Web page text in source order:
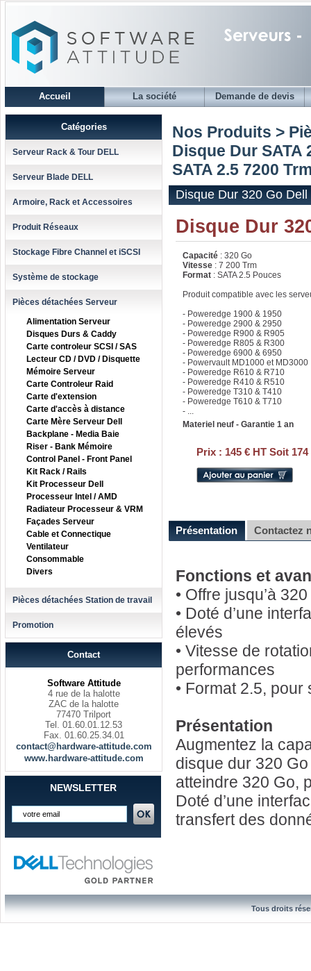
Accueil La société Demande de devis
Catégories
Serveur Rack & Tour DELL
Serveur Blade DELL
Armoire, Rack et Accessoires
Produit Réseaux
Stockage Fibre Channel et iSCSI
Système de stockage
Pièces détachées Serveur
Alimentation Serveur
Disques Durs & Caddy
Carte controleur SCSI / SAS
Lecteur CD / DVD / Disquette
Mémoire Serveur
Carte Controleur Raid
Carte d'extension
Carte d'accès à distance
Carte Mère Serveur Dell
Backplane - Media Baie
Riser - Bank Mémoire
Control Panel - Front Panel
Kit Rack / Rails
Kit Processeur Dell
Processeur Intel / AMD
Radiateur Processeur & VRM
Façades Serveur
Cable et Connectique
Ventilateur
Consommable
Divers
Pièces détachées Station de travail
Promotion
Contact
Software Attitude
4 rue de la halotte
ZAC de la halotte
77470 Trilport
Tel. 01.60.01.12.53
Fax. 01.60.25.34.01
contact@hardware-attitude.com
www.hardware-attitude.com
NEWSLETTER
Nos Produits >
Disque Dur SATA
SATA 2.5 7200
Disque Dur 320 Go
Disque Dur
Capacité : 320 Go
Vitesse : 7 200 Trm
Format : SATA 2.5 Pouces
Produit compatible avec les
- Poweredge 1900 & 1950
- Poweredge 2900 & 2950
- Poweredge R900 & R905
- Poweredge R805 & R300
- Poweredge 6900 & 6950
- Powervault MD1000 et MD3000
- Poweredge R610 & R710
- Poweredge R410 & R510
- Poweredge T310 & T410
- Poweredge T610 & T710
- ...
Materiel neuf - Garantie 1 an
Prix : 145 € HT Soit 174
Présentation Contactez
Fonctions et
• Offre jusqu’à
• Doté d’une
élevés
• Vitesse de
performances
• Format 2.5,
Présentation
Augmentez la
disque dur 320
atteindre 320 Go,
Doté d’une
transfert des
Tous droits